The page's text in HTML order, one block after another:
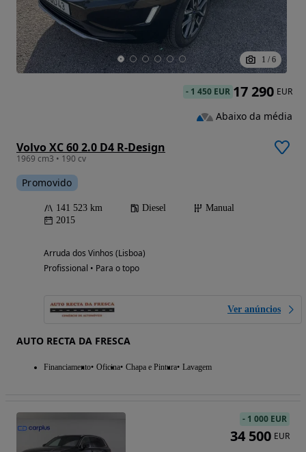
1 / 6
Volvo XC 60 2.0 D4 R-Design
1969 cm3 • 190 cv
Promovido
141 523 km Diesel
Manual
2015
Arruda dos Vinhos (Lisboa)
Profissional • Para o topo
Ver anúncios
AUTO RECTA DA FRESCA
Financiamento Oficina Chapa e Pintura Lavagem
- 1 450 EUR 17 290 EUR
Abaixo da média
- 1 000 EUR
34 500 EUR